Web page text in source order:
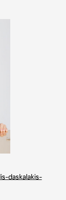
daskalakis-